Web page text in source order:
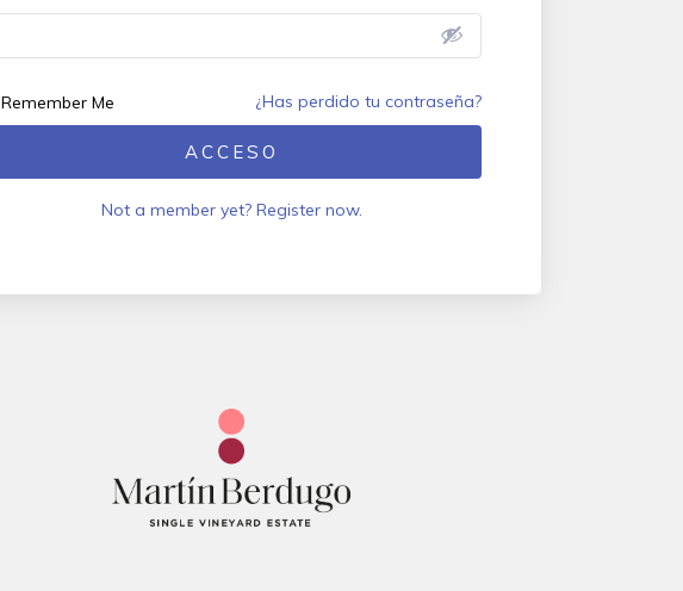
Remember Me ¿Has perdido tu contraseña?
ACCESO
Not a member yet? Register now.